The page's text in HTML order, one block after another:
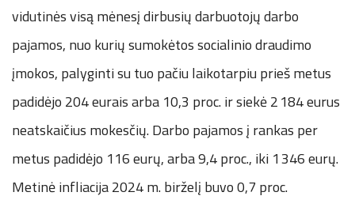
vidutinės visą mėnesį dirbusių darbuotojų darbo
pajamos, nuo kurių sumokėtos socialinio draudimo
įmokos, palyginti su tuo pačiu laikotarpiu prieš metus
padidėjo 204 eurais arba 10,3 proc. ir siekė 2 184 eurus
neatskaičius mokesčių. Darbo pajamos į rankas per
metus padidėjo 116 eurų, arba 9,4 proc., iki 1 346 eurų.
Metinė infliacija 2024 m. birželį buvo 0,7 proc.